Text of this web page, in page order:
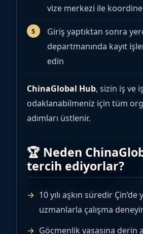
vize merkezi ile
Giriş yaptıktan sonra
departmanında kayıt
edin
ChinaGlobal Hub, sizin iş ve
odaklanabilmeniz için tüm
adımları üstlenir.
🏆 Neden
tercih ediyorlar?
10 yılı aşkın süredir Çin’de
uzmanlarla çalışma
Göçmenlik yasasına derin